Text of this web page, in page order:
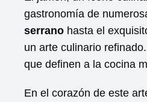
gastronomía de
serrano hasta el
un arte culinario
que definen a la cocina
En el corazón de este